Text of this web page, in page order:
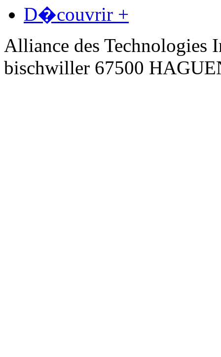
D�couvrir +
Alliance des Technologies
bischwiller 67500